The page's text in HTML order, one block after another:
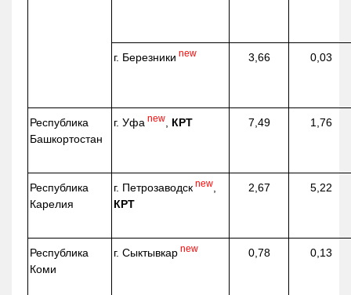
г. Березники new 3,66 0,03
Республика
Башкортостан
г. Уфа new КРТ 7,49 1,76
Республика
Карелия
г. Петрозаводск new
КРТ
2,67 5,22
Республика
Коми
г. Сыктывкар new 0,78 0,13